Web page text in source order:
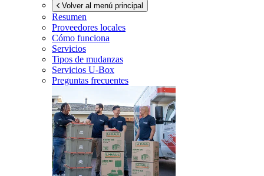
Volver al menú principal
Resumen
Proveedores locales
Cómo funciona
Servicios
Tipos de mudanzas
Servicios U-Box
Preguntas frecuentes